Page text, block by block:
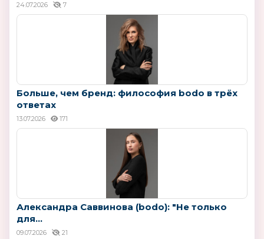
24.07.2026 7
Больше, чем бренд: философия bodo в трёх
ответах
13.07.2026 171
Александра Саввинова (bodo): "Не только
для...
09.07.2026 21